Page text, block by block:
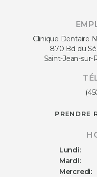
Clinique Dentaire
870 Bd du
Saint-Jean-sur-
PRENDRE
Lundi:
Mardi:
Mercredi: